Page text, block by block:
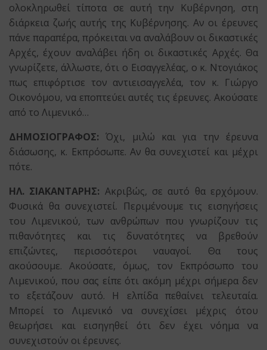
ολοκληρωθεί τίποτα σε αυτή την Κυβέρνηση, στη
διάρκεια ζωής αυτής της Κυβέρνησης. Αν οι έρευνες
πάνε παραπέρα, πρόκειται να αναλάβουν οι δικαστικές
Αρχές, έχουν αναλάβει ήδη οι δικαστικές Αρχές. Θα
γνωρίζετε, άλλωστε, ότι ο Εισαγγελέας, ο κ. Ντογιάκος
πως επιφόρτισε τον αντιεισαγγελέα, τον κ. Γιώργο
Οικονόμου, να εποπτεύει αυτές τις έρευνες. Ακούσατε
από το Λιμενικό…
ΔΗΜΟΣΙΟΓΡΑΦΟΣ:Όχι, μιλώ και για την έρευνα
διάσωσης, κ. Εκπρόσωπε. Αν θα συνεχιστεί και μέχρι
πότε.
ΗΛ. ΣΙΑΚΑΝΤΑΡΗΣ: Ακριβώς, σε αυτό θα ερχόμουν.
Φυσικά θα συνεχιστεί. Περιμένουμε τις εισηγήσεις
του Λιμενικού, των ανθρώπων που γνωρίζουν τις
πιθανότητες και τις δυνατότητες να βρεθούν
επιζώντες, περισσότεροι ναυαγοί. Θα τους
ακούσουμε. Ακούσατε, όμως, τον Εκπρόσωπο του
Λιμενικού, που σας είπε ότι ακόμη μέχρι σήμερα δεν
το εξετάζουν αυτό. Η ελπίδα πεθαίνει τελευταία.
Μπορεί το Λιμενικό να συνεχίσει μέχρις ότου
θεωρήσει και εισηγηθεί ότι δεν έχει νόημα να
συνεχιστούν οι έρευνες.